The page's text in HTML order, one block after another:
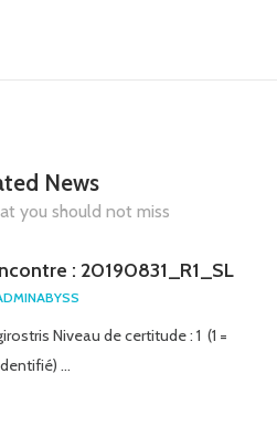
News
you should not miss
: 20190831_R1_SL
Niveau de certitude : 1 (1 =
…